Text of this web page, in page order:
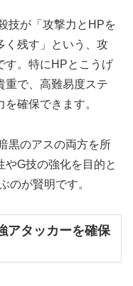
技が「攻撃力とHPを
く残す」という、攻
す。特にHPとこうげ
重で、高難易度ステ
確保できます。
黒のアスの両方を所
G技の強化を目的と
のが賢明です。
アタッカーを確保